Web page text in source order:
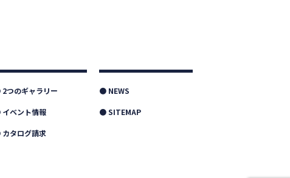
つのギャラリー
ベント情報
タログ請求
● NEWS
● SITEMAP